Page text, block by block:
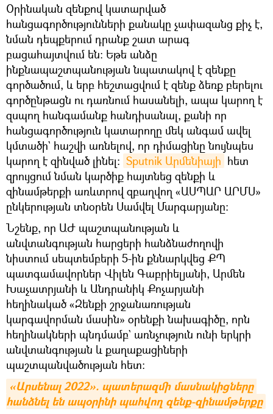
Օրինական զենքով կատարված
հանցագործությունների քանակը չափազանց քիչ է,
նման դեպքերում դրանք շատ արագ
բացահայտվում են։ Եթե անձը
ինքնապաշտպանության նպատակով է զենքը
գործածում, և երբ հեշտացվում է զենք ձեռք բերելու
գործընթացն ու դառնում հասանելի, ապա կարող է
զսպող հանգամանք հանդիսանալ, քանի որ
հանցագործություն կատարողը մեկ անգամ ավել
կմտածի` հաշվի առնելով, որ դիմացինը նույնպես
կարող է զինված լինել։ Sputnik Արմենիայի հետ
զրույցում նման կարծիք հայտնեց զենքի և
զինամթերքի առևտրով զբաղվող «ԱՍՊԱՐ ԱՐՄՍ»
ընկերության տնօրեն Սամվել Մարգարյանը։
Նշենք, որ ԱԺ պաշտպանության և
անվտանգության հարցերի հանձնաժողովի
նիստում սեպտեմբերի 5-ին քննարկվեց ՔՊ
պատգամավորներ Վիլեն Գաբրիելյանի, Արմեն
Խաչատրյանի և Անդրանիկ Քոչարյանի
հեղինակած «Զենքի շրջանառության
կարգավորման մասին» օրենքի նախագիծը, որն
հեղինակների պնդմամբ` առնչություն ունի երկրի
անվտանգության և քաղաքացիների
պաշտպանվածության հետ:
«Արսենալ 2022». պատերազմի մասնակիցները
հանձնել են ապօրինի պահվող զենք-զինամթերքը